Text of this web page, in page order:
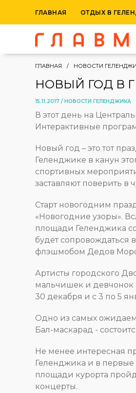
ГЛАВНАЯ ОТДЫХ В
ГЛАВНАЯ НОВОСТИ
НОВЫЙ ГОД В
15.11.2017 / НОВОСТИ ГЕЛЕНДЖИКА
В этот день на
Интерактивные
Новый год – это тот
Геленджике в канун
спортивных
заставляют поверить в
Старт новогодним
«Новогодние узоры».
площади Геленджика
будет сопровождаться
флэшмобом Дедов
Артисты городского
мальчишек и девчонок
30 декабря и с 3 по 5
Одно из самых
Бал-маскарад -
Не менее интересная
Геленджика и в первые
площади курорта
концерты.